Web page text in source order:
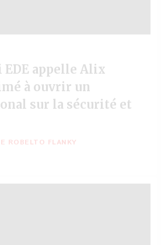
appelle Alix
à ouvrir un
sur la sécurité et
ROBELTO FLANKY